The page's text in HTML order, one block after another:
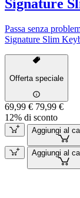
Signature
Passa senza
Signature Slim
Offerta speciale
69,99 € 79,99 €
12% di sconto
Aggiungi al
Aggiungi al